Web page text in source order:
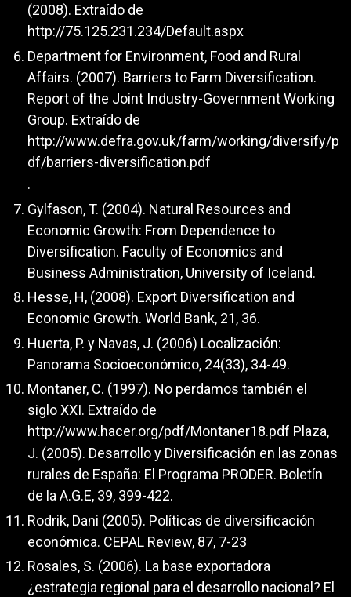
(2008). Extraído de
http://75.125.231.234/Default.aspx
Department for Environment, Food and Rural
Affairs. (2007). Barriers to Farm Diversification.
Report of the Joint Industry-Government Working
Group. Extraído de
http://www.defra.gov.uk/farm/working/diversify/p
df/barriers-diversification.pdf
.
Gylfason, T. (2004). Natural Resources and
Economic Growth: From Dependence to
Diversification. Faculty of Economics and
Business Administration, University of Iceland.
Hesse, H, (2008). Export Diversification and
Economic Growth. World Bank, 21, 36.
Huerta, P. y Navas, J. (2006) Localización:
Panorama Socioeconómico, 24(33), 34-49.
Montaner, C. (1997). No perdamos también el
siglo XXI. Extraído de
http://www.hacer.org/pdf/Montaner18.pdf Plaza,
J. (2005). Desarrollo y Diversificación en las zonas
rurales de España: El Programa PRODER. Boletín
de la A.G.E, 39, 399-422.
Rodrik, Dani (2005). Políticas de diversificación
económica. CEPAL Review, 87, 7-23
Rosales, S. (2006). La base exportadora
¿estrategia regional para el desarrollo nacional? El